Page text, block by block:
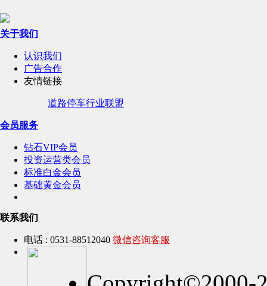
关于我们
认识我们
广告合作
友情链接
道路停车行业联盟
会员服务
钻石VIP会员
投资运营类会员
标准白金会员
基础黄金会员
联系我们
电话 : 0531-88512040 微信咨询客服